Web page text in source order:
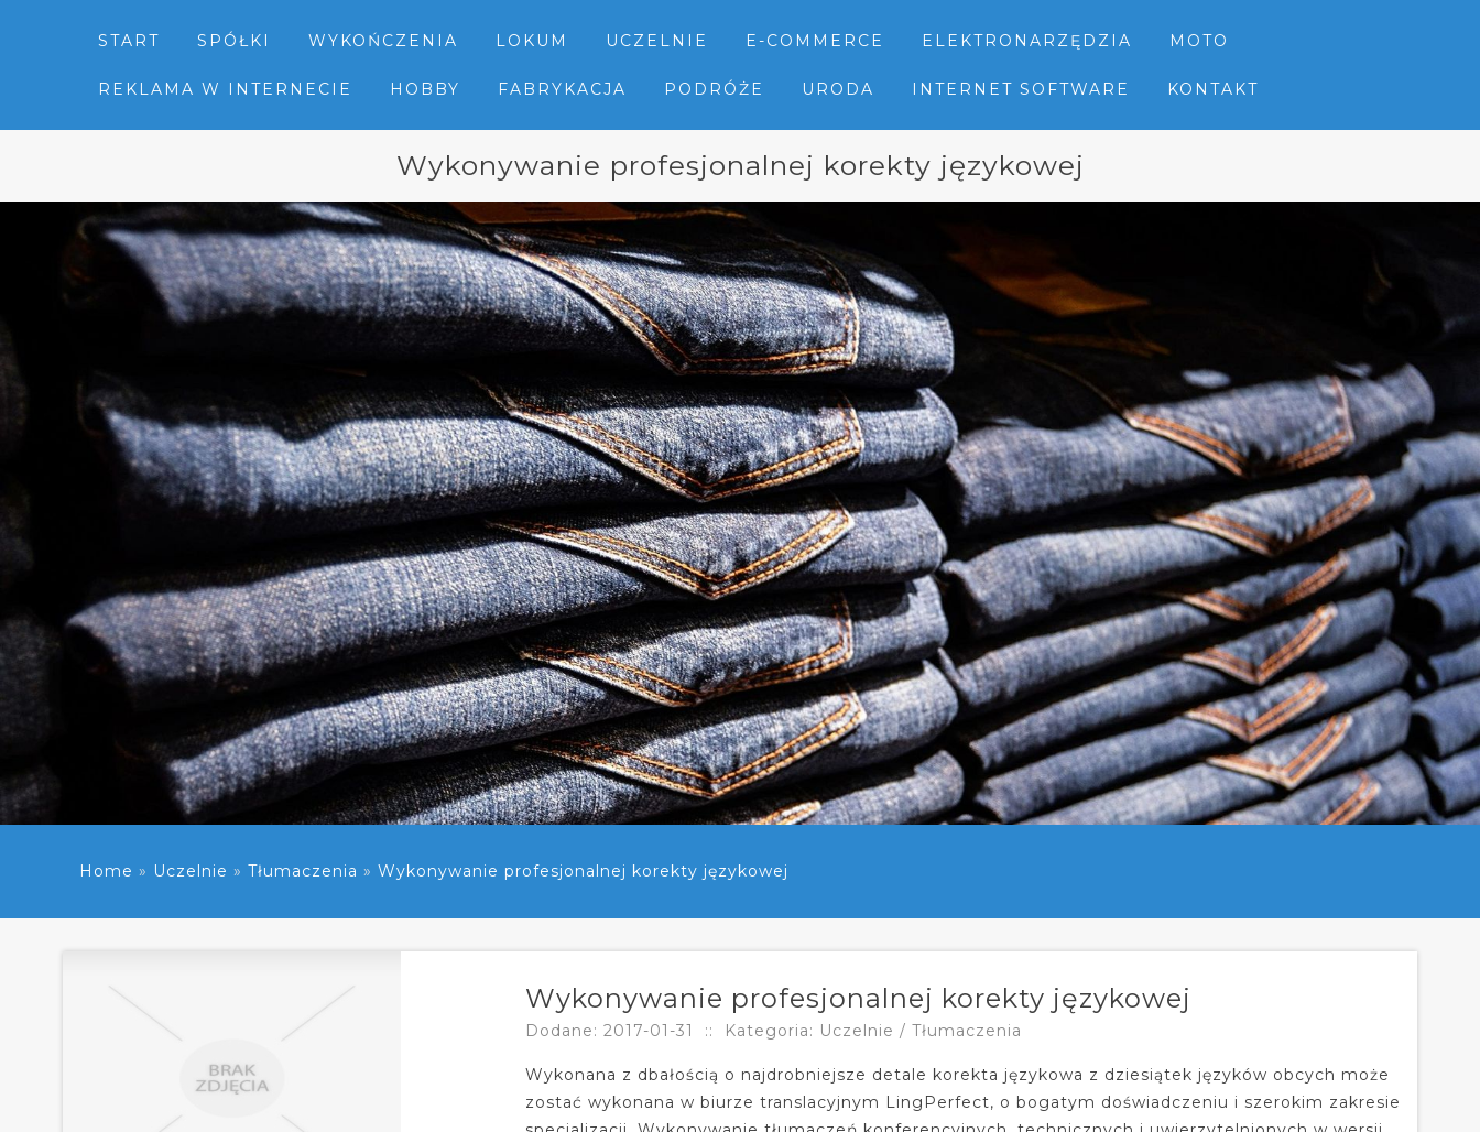
START SPÓŁKI WYKOŃCZENIA LOKUM UCZELNIE E-COMMERCE ELEKTRONARZĘDZIA MOTO
REKLAMA W INTERNECIE HOBBY FABRYKACJA PODRÓŻE URODA INTERNET SOFTWARE KONTAKT
Wykonywanie profesjonalnej korekty językowej
Home » Uczelnie » Tłumaczenia » Wykonywanie profesjonalnej korekty językowej
Wykonywanie profesjonalnej korekty językowej
Dodane: 2017-01-31 :: Kategoria: Uczelnie / Tłumaczenia
Wykonana z dbałością o najdrobniejsze detale korekta językowa z dziesiątek języków obcych może
zostać wykonana w biurze translacyjnym LingPerfect, o bogatym doświadczeniu i szerokim zakresie